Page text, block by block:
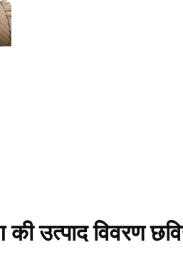
उत्पाद विवरण